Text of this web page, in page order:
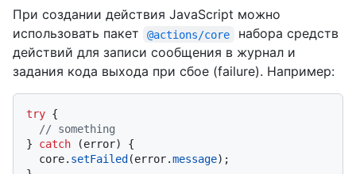
При создании действия JavaScript можно
использовать пакет
@actions/core
набора средств
действий для записи сообщения в журнал и
задания кода выхода при сбое (failure). Например:
try {
// something
} catch (error) {
  core.
setFailed (error.message);